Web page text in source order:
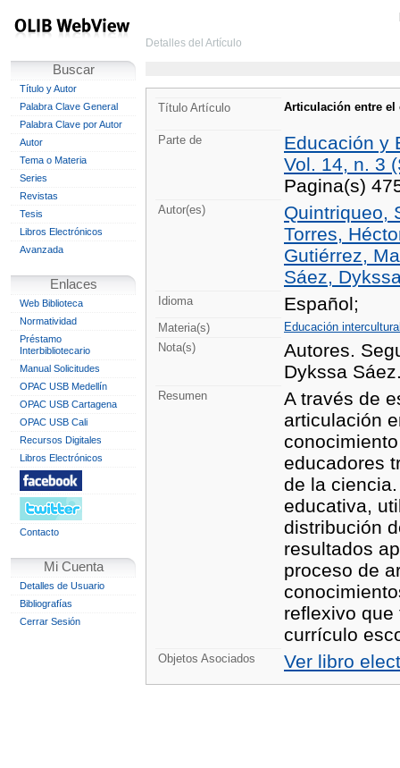
Buscar
Título y Autor
Palabra Clave General
Palabra Clave por Autor
Autor
Tema o Materia
Series
Revistas
Tesis
Libros Electrónicos
Avanzada
Enlaces
Web Biblioteca
Normatividad
Préstamo
Interbibliotecario
Manual Solicitudes
OPAC USB Medellín
OPAC USB Cartagena
OPAC USB Cali
Recursos Digitales
Libros Electrónicos
Contacto
Mi Cuenta
Detalles de Usuario
Bibliografías
Cerrar Sesión
Detalles del Artículo
Título Artículo Articulación entre
Parte de
Educación y
Vol. 14, n. 3
Pagina(s)
Autor(es)
Quintriqueo,
Torres,
Gutiérrez,
Sáez,
Idioma Español;
Materia(s)
Educación
Nota(s)
Autores.
Dykssa
Resumen
A través de
articulación
educadores
de la
educativa,
distribución
resultados
proceso de
reflexivo
currículo
Objetos Asociados Ver libro